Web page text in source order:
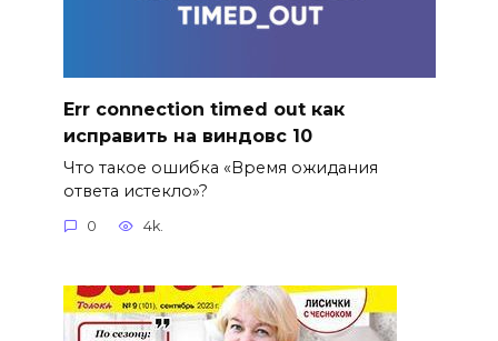
Err connection timed out как
исправить на виндовс 10
Что такое ошибка «Время ожидания
ответа истекло»?
0 4k.